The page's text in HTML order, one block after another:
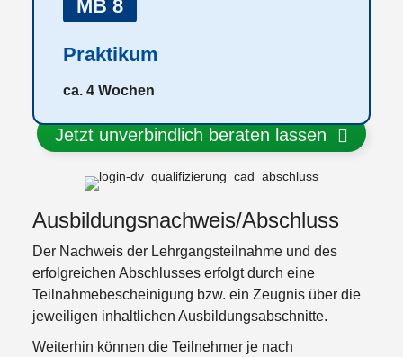
MB 8
Praktikum
ca. 4 Wochen
Jetzt unverbindlich beraten lassen
Ausbildungsnachweis/Abschluss
Der Nachweis der Lehrgangsteilnahme und des
erfolgreichen Abschlusses erfolgt durch eine
Teilnahmebescheinigung bzw. ein Zeugnis über die
jeweiligen inhaltlichen Ausbildungsabschnitte.
Weiterhin können die Teilnehmer je nach